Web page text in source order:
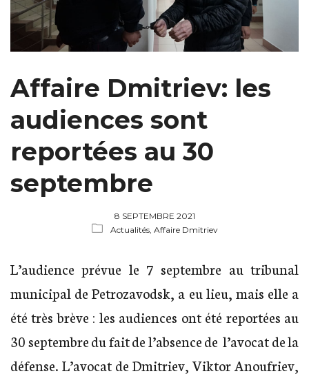
Affaire Dmitriev: les
audiences sont
reportées au 30
septembre
8 SEPTEMBRE 2021
Actualités, Affaire Dmitriev
L’audience prévue le 7 septembre au tribunal
municipal de Petrozavodsk, a eu lieu, mais elle a
été très brève : les audiences ont été reportées au
30 septembre du fait de l’absence de l’avocat de la
défense. L’avocat de Dmitriev, Viktor Anoufriev,